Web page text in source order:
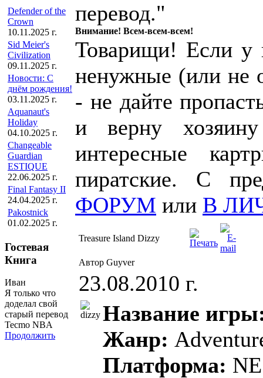
Defender of the
Crown
10.11.2025 г.
Sid Meier's
Civilization
09.11.2025 г.
Новости: С
днём рождения!
03.11.2025 г.
Aquanaut's
Holiday
04.10.2025 г.
Changeable
Guardian
ESTIQUE
22.06.2025 г.
Final Fantasy II
24.04.2025 г.
Pakostnick
01.02.2025 г.
Гостевая
Книга
Иван
Я только что
доделал свой
старый перевод
Tecmo NBA
Продолжить
перевод."
Внимание! Всем-всем-всем!
Товарищи! Если у
ненужные (или не
- не дайте
и верну
интересные
пиратские. С
ФОРУМ или В
Treasure Island Dizzy
Автор Guyver
23.08.2010 г.
Название
Жанр:
Платформа: